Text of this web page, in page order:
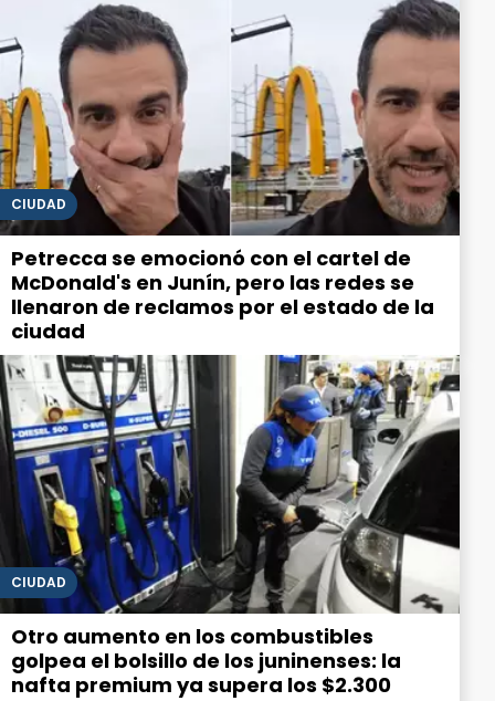
CIUDAD
Petrecca se emocionó con el cartel de
McDonald's en Junín, pero las redes se
llenaron de reclamos por el estado de la
ciudad
CIUDAD
Otro aumento en los combustibles
golpea el bolsillo de los juninenses: la
nafta premium ya supera los $2.300